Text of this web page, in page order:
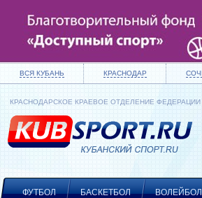
ВСЯ КУБАНЬ КРАСНОДАР
КРАСНОДАРСКОЕ КРАЕВОЕ ОТДЕЛЕНИЕ
ФУТБОЛ БАСКЕТБОЛ ВОЛЕЙБОЛ